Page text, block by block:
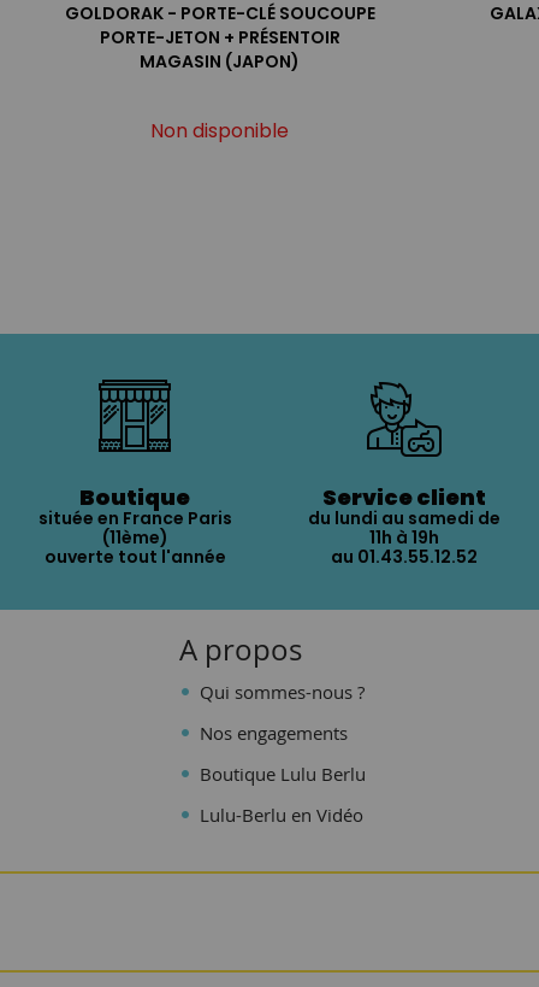
GOLDORAK - PORTE-CLÉ SOUCOUPE
PORTE-JETON + PRÉSENTOIR
MAGASIN (JAPON)
Non disponible
Boutique
située en France Paris
(11ème)
ouverte tout l'année
Service client
du lundi au samedi de
11h à 19h
au 01.43.55.12.52
A propos
Qui sommes-nous ?
Nos engagements
Boutique Lulu Berlu
Lulu-Berlu en Vidéo